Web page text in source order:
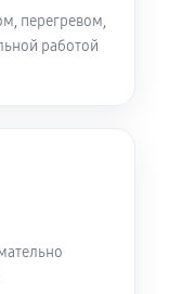
перегревом,
работой